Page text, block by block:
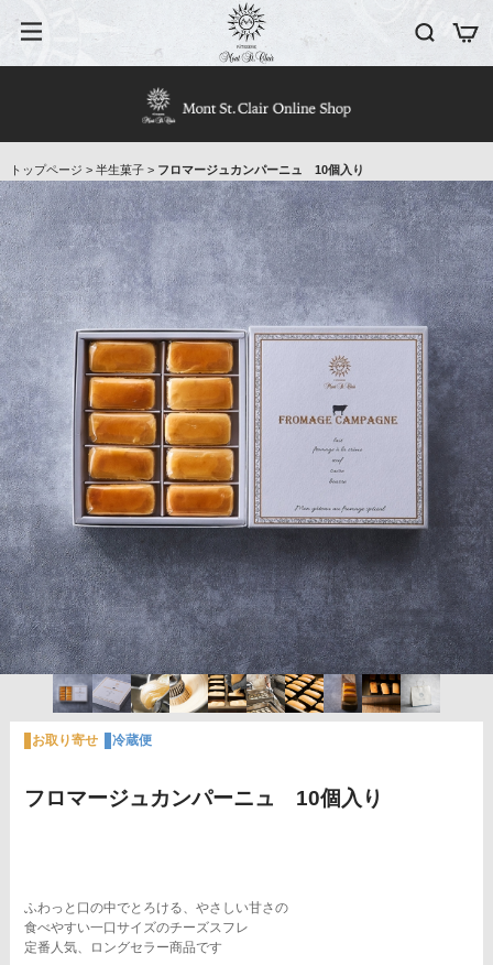
トップページ > 半生菓子> フロマージュカンパーニュ 10個入り
フロマージュカンパーニュ 10個入り
お取り寄せ 冷蔵便
ふわっと口の中でとろける、やさしい甘さの
食べやすい一口サイズのチーズスフレ
定番人気、ロングセラー商品です